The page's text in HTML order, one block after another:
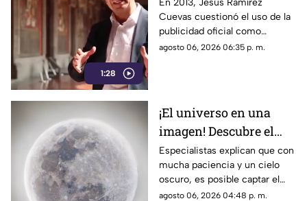
1:28
ser señalado por
estrategia de control
informativo
En 2013, Jesús Ramírez
Cuevas cuestionó el uso de la
publicidad oficial como
herramienta para presionar a
relacionadas con la difusión de
la información.
agosto 06, 2026 06:35 p. m.
¡El universo en una
imagen! Descubre el
fascinante mundo de la
astrofotografía en La
Laguna
Especialistas explican que con
mucha paciencia y un cielo
oscuro, es posible captar el
aparente movimiento de las
agosto 06, 2026 04:48 p. m.